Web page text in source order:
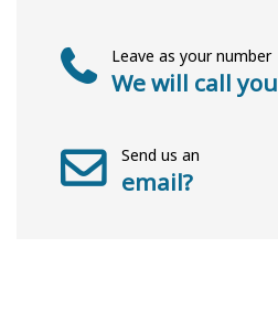
Leave as your number
We will call you
Send us an
email?